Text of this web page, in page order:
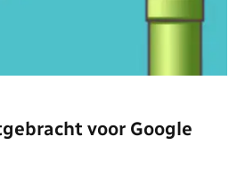
voor Google